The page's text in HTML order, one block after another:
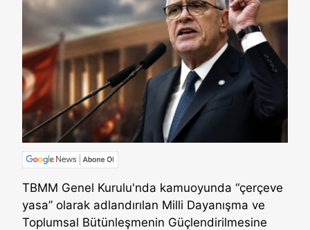
TBMM Genel Kurulu'nda kamuoyunda “çerçeve
yasa” olarak adlandırılan Milli Dayanışma ve
Toplumsal Bütünleşmenin Güçlendirilmesine